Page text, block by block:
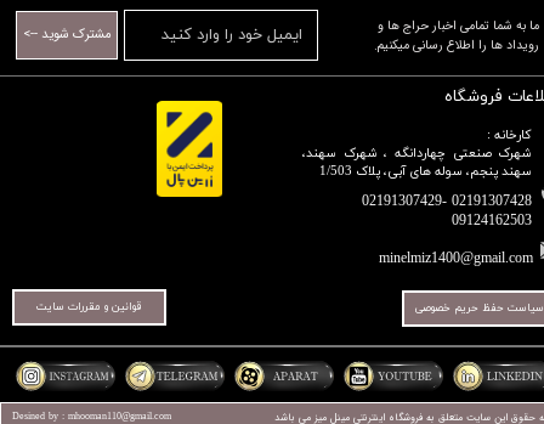
فروشگاه
کارخانه :
شهرک صنعتی چهاردانگه ، شهرک سهند،
سهند پنجم، سوله های آبی، پلاک 1/503
02191307428 -02191307429
09124162503​​​​​​​​​​​​​​​​​​​​​
minelmiz1400@gmail.com
​​​​​​​ما به شما تمامی اخبار حراج ها و
رویداد ها را اطلاع رسانی میکنیم.​​​​​​​
مشترک شوید -->
سیاست حفظ حریم خصوصی قوانین و مقررات سایت
حقوق این سایت متعلق به فروشگاه اینترنتی مینل میز می باشد Desined by : mhooman110@gmail.com